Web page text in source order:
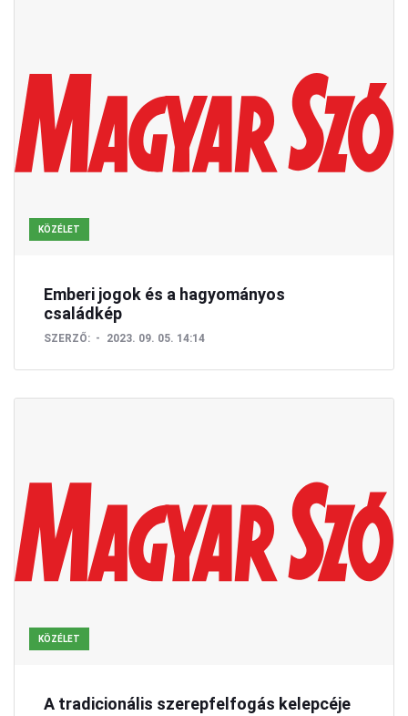
KÖZÉLET
Emberi jogok és a hagyományos
családkép
SZERZŐ: 2023. 09. 05. 14:14
KÖZÉLET
A tradicionális szerepfelfogás kelepcéje